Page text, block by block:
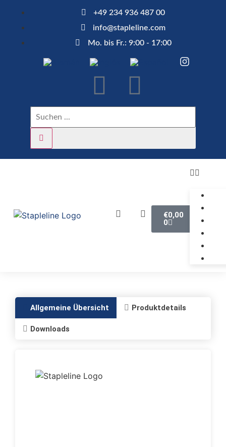
+49 234 936 487 00
info@stapleline.com
Mo. bis Fr.: 9:00 - 17:00
€0,00
0
Allgemeine Übersicht Produktdetails
Downloads